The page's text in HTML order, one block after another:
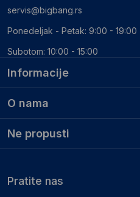
Informacije
O nama
Ne propusti
servis@bigbang.rs
Ponedeljak - Petak: 9:00 - 19:00
Subotom: 10:00 - 15:00
Pratite nas